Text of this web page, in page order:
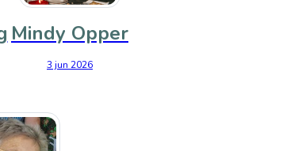
Mindy Opper
3 jun 2026